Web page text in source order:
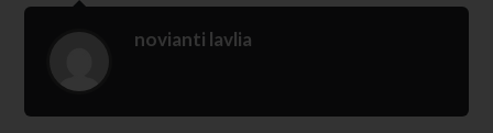
novianti lavlia